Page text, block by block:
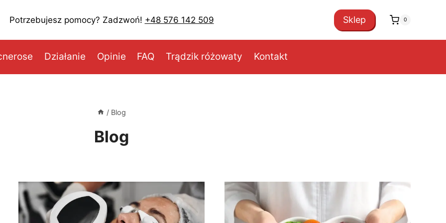
Potrzebujesz pomocy? Zadzwoń! +48 576 142 509 Sklep 0
Działanie Opinie FAQ Trądzik różowaty Kontakt
/ Blog
Blog